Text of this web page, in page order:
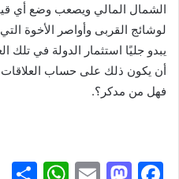
الشمال المالي ويصعب وضع أي
لوشائج القربى وأواصر الأخوة
يبدو جليًا استثمار الدولة في تلك
أن يكون ذلك على حساب العلاقات
فهل من مدكر؟.